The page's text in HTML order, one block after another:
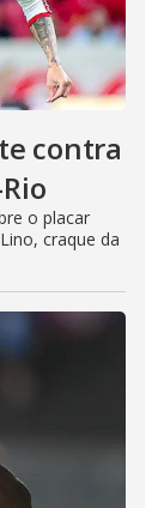
contra
o placar
craque da